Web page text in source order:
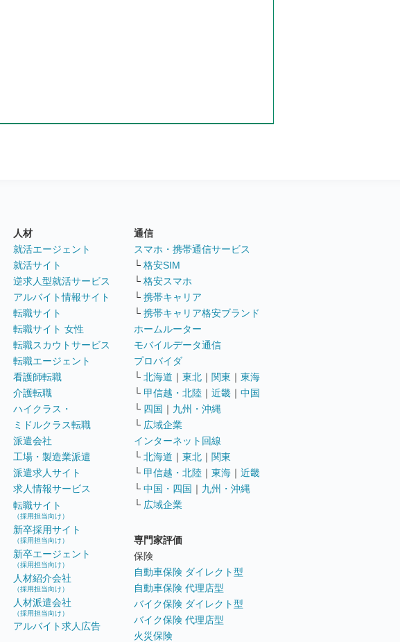
人材
就活エージェント
就活サイト
逆求人型就活サービス
アルバイト情報サイト
転職サイト
転職サイト 女性
転職スカウトサービス
転職エージェント
看護師転職
介護転職
ハイクラス・
ミドルクラス転職
派遣会社
工場・製造業派遣
派遣求人サイト
求人情報サービス
転職サイト
（採用担当向け）
新卒採用サイト
（採用担当向け）
新卒エージェント
（採用担当向け）
人材紹介会社
（採用担当向け）
人材派遣会社
（採用担当向け）
アルバイト求人広告
通信
スマホ・携帯通信サービス
└ 格安SIM
└ 格安スマホ
└ 携帯キャリア
└ 携帯キャリア格安ブランド
ホームルーター
モバイルデータ通信
プロバイダ
└ 北海道 ｜ 東北 ｜ 関東 ｜ 東海
└ 甲信越・北陸 ｜ 近畿 ｜ 中国
└ 四国 ｜ 九州・沖縄
└ 広域企業
インターネット回線
└ 北海道 ｜ 東北 ｜ 関東
└ 甲信越・北陸 ｜ 東海 ｜ 近畿
└ 中国・四国 ｜ 九州・沖縄
└ 広域企業
専門家評価
保険
自動車保険 ダイレクト型
自動車保険 代理店型
バイク保険 ダイレクト型
バイク保険 代理店型
火災保険